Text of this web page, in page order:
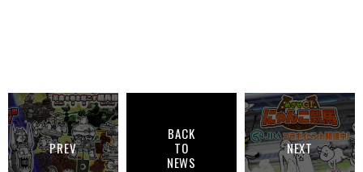
PREV
BACK
TO
NEWS
NEXT